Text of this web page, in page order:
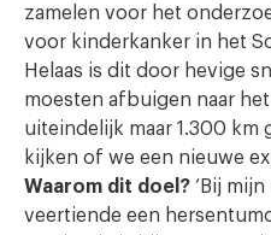
zamelen voor het
voor kinderkanker in het
Helaas is dit door hevige
moesten afbuigen naar
uiteindelijk maar 1.300 km
kijken of we een nieuwe
Waarom dit doel? ‘Bij
veertiende een